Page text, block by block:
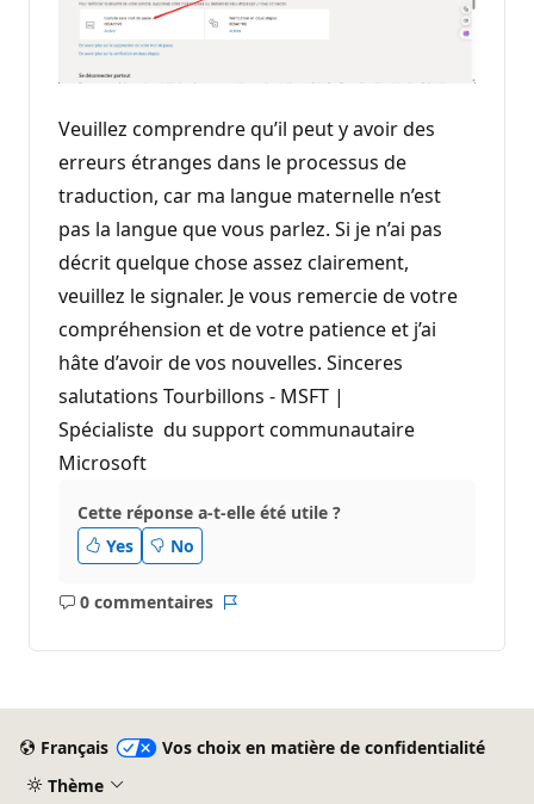
Veuillez comprendre qu’il peut y avoir des
erreurs étranges dans le processus de
traduction, car ma langue maternelle n’est
pas la langue que vous parlez. Si je n’ai pas
décrit quelque chose assez clairement,
veuillez le signaler. Je vous remercie de votre
compréhension et de votre patience et j’ai
hâte d’avoir de vos nouvelles. Sinceres
salutations Tourbillons - MSFT |
Spécialiste du support communautaire
Microsoft
Cette réponse a-t-elle été utile ?
Yes
No
0 commentaires
Aucun
Français
Vos choix en matière de confidentialité
Thème